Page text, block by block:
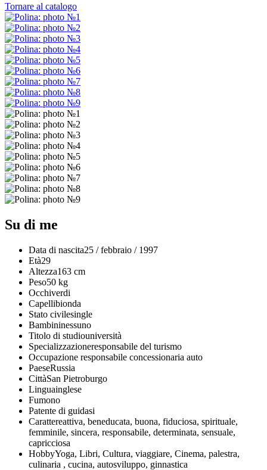
Tornare al catalogo
Su di me
Data di nascita25 / febbraio / 1997
Età29
Altezza163 cm
Peso50 kg
Occhiverdi
Capellibionda
Stato civilesingle
Bambininessuno
Titolo di studiouniversità
Specializzazioneresponsabile del turismo
Occupazione responsabile concessionaria auto
PaeseRussia
CittàSan Pietroburgo
Linguainglese
Fumono
Patente di guidasi
Carattereattiva, beneducata, buona, fiduciosa, spirituale,
femminile, sincera, responsabile, determinata, sensuale,
capricciosa
HobbyYoga, Libri, Cultura, viaggiare, Cinema, palestra,
culinaria , cucina, autosviluppo, ginnastica